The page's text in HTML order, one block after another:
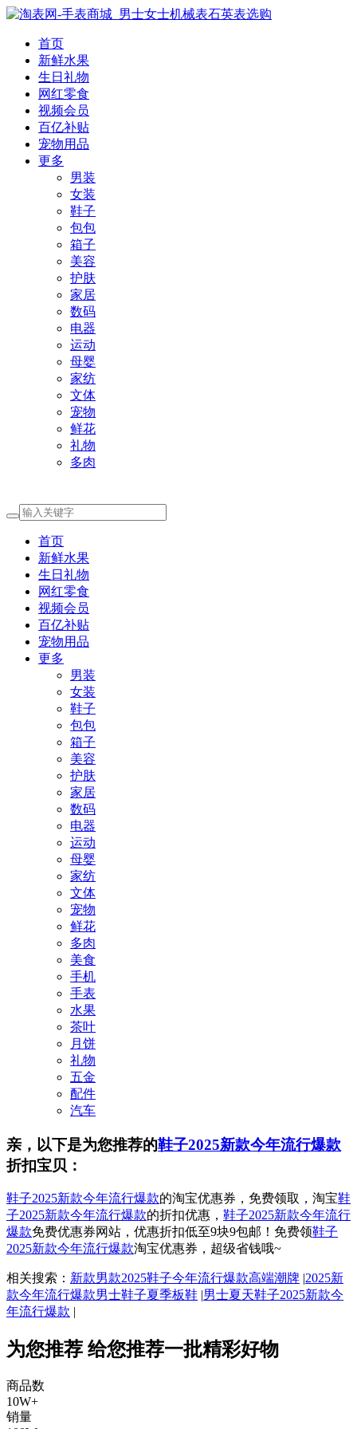
首页
新鲜水果
生日礼物
网红零食
视频会员
百亿补贴
宠物用品
更多
男装
女装
鞋子
包包
箱子
美容
护肤
家居
数码
电器
运动
母婴
家纺
文体
宠物
鲜花
礼物
多肉
首页
新鲜水果
生日礼物
网红零食
视频会员
百亿补贴
宠物用品
更多
男装
女装
鞋子
包包
箱子
美容
护肤
家居
数码
电器
运动
母婴
家纺
文体
宠物
鲜花
多肉
美食
手机
手表
水果
茶叶
月饼
礼物
五金
配件
汽车
亲，以下是为您推荐的鞋子2025新款今年流行爆款
折扣宝贝：
鞋子2025新款今年流行爆款的淘宝优惠券，免费领取，淘宝鞋
子2025新款今年流行爆款的折扣优惠， 鞋子2025新款今年流行
爆款免费优惠券网站，优惠折扣低至9块9包邮！免费领鞋子
2025新款今年流行爆款淘宝优惠券，超级省钱哦~
相关搜索： 新款男款2025鞋子今年流行爆款高端潮牌 |2025新
款今年流行爆款男士鞋子夏季板鞋 |男士夏天鞋子2025新款今
年流行爆款 |
为您推荐 给您推荐一批精彩好物
商品数
10W+
销量